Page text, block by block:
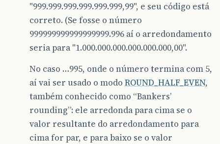
"999.999.999.999.999.999,99", e seu código está
correto. (Se fosse o número
999999999999999999.996 aí o arredondamento
seria para "1.000.000.000.000.000.000,00".
No caso …995, onde o número termina com 5,
aí vai ser usado o modo ROUND_HALF_EVEN,
também conhecido como “Bankers’
rounding”: ele arredonda para cima se o
valor resultante do arredondamento para
cima for par, e para baixo se o valor